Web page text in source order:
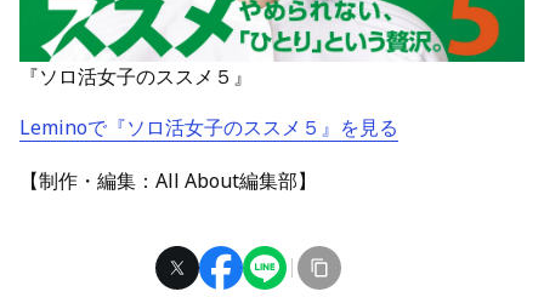
『ソロ活女子のススメ５』
Leminoで『ソロ活女子のススメ５』を見る
【制作・編集：All About編集部】